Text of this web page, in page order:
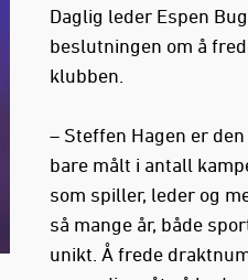
Daglig leder Espen
beslutningen om å
klubben.
– Steffen Hagen er
bare målt i antall
som spiller, leder og
så mange år, både
unikt. Å frede